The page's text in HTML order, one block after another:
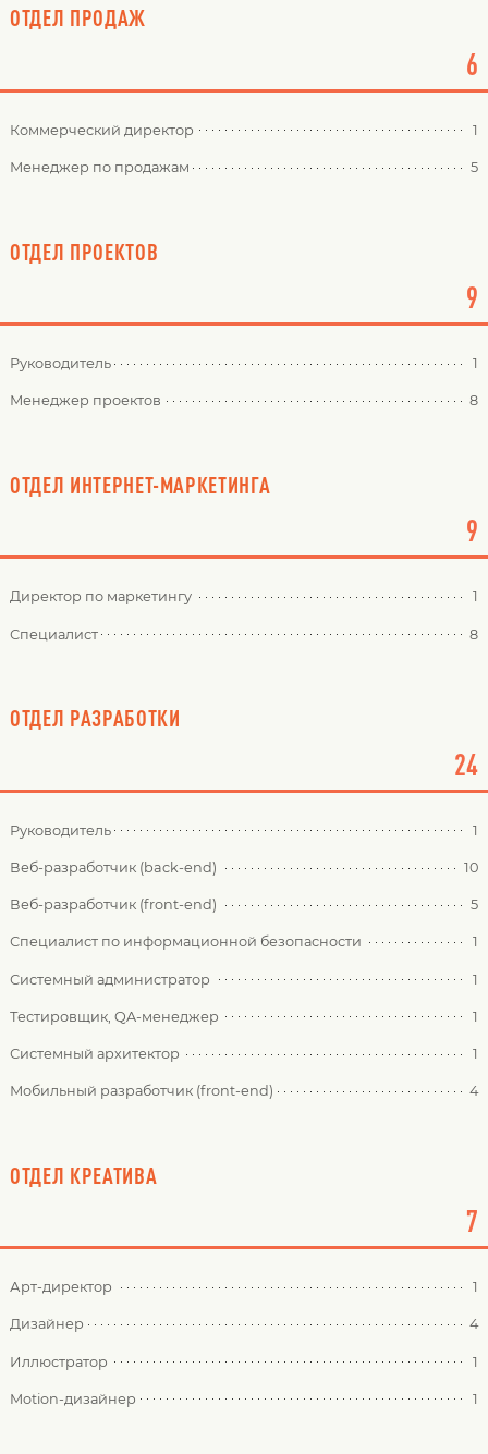
ОТДЕЛ ПРОДАЖ
6
Коммерческий директор 1
Менеджер по продажам 5
ОТДЕЛ ПРОЕКТОВ
9
Руководитель 1
Менеджер проектов 8
ОТДЕЛ ИНТЕРНЕТ-МАРКЕТИНГА
9
Директор по маркетингу 1
Специалист 8
ОТДЕЛ РАЗРАБОТКИ
24
Руководитель 1
Веб-разработчик (back-end) 10
Веб-разработчик (front-end) 5
Специалист по информационной безопасности 1
Системный администратор 1
Тестировщик, QA-менеджер 1
Системный архитектор 1
Мобильный разработчик (front-end) 4
ОТДЕЛ КРЕАТИВА
7
Арт-директор 1
Дизайнер 4
Иллюстратор 1
Motion-дизайнер 1